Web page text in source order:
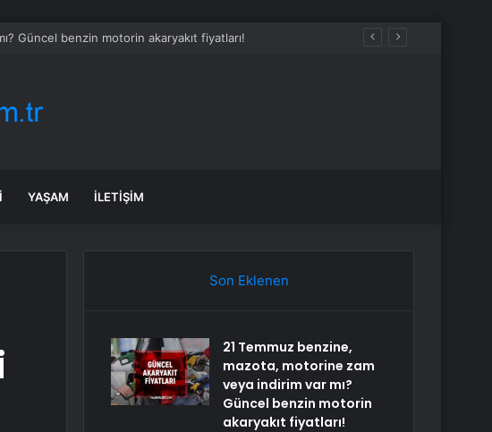
YAŞAM İLETIŞIM
Son Eklenen
21 Temmuz benzine,
mazota, motorine zam
veya indirim var mı?
Güncel benzin motorin
akaryakıt fiyatları!